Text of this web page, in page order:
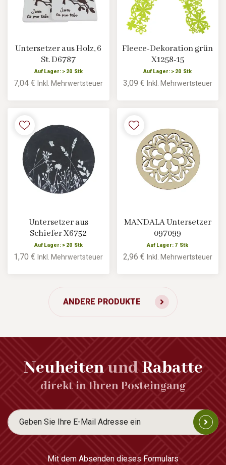
Untersetzer aus Holz, 6
St. D6787
Auf Lager: > 20 Stk
7,04 €Inkl. Mehrwertsteuer
Fleece-Dekoration grün
X1258-15
Auf Lager: > 20 Stk
3,09 € Inkl. Mehrwertsteuer
Untersetzer aus
Schiefer X6752
Auf Lager: > 20 Stk
1,70 €Inkl. Mehrwertsteuer
MANDALA Untersetzer
097099
Auf Lager: 7 Stk
2,96 € Inkl. Mehrwertsteuer
ANDERE PRODUKTE
NeuheitenundRabatte
direkt in Ihren Posteingang
Mit dem Absenden dieses Formulars